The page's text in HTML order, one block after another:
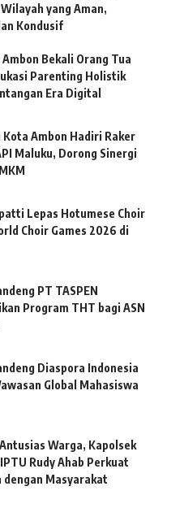
yang Aman,
Kondusif
Bekali Orang Tua
Parenting Holistik
Era Digital
Ambon Hadiri Raker
Maluku, Dorong Sinergi
Lepas Hotumese Choir
Choir Games 2026 di
PT TASPEN
Program THT bagi ASN
Diaspora Indonesia
Global Mahasiswa
Warga, Kapolsek
Rudy Ahab Perkuat
dengan Masyarakat